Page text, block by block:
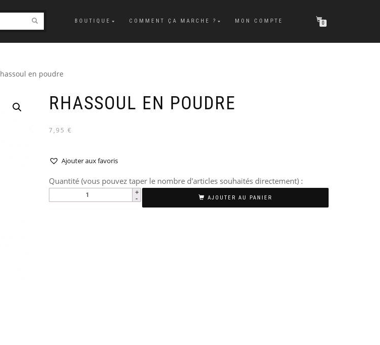
BOUTIQUE COMMENT ÇA MARCHE ? MON COMPTE 0
en poudre
RHASSOUL EN POUDRE
7,95 €
Ajouter aux favoris
Quantité (vous pouvez taper le nombre d'articles souhaités directement) :
AJOUTER AU PANIER